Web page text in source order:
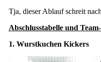
Tja, dieser Ablauf schreit
Abschlusstabelleund
1. Wurstkuchen Kickers